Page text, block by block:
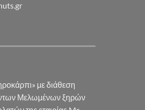
με διάθεση
Μελωμένων ξηρών